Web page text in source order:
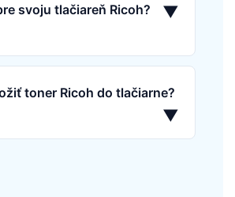
svoju tlačiareň Ricoh?
▼
toner Ricoh do tlačiarne?
▼